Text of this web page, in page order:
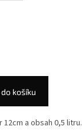
košíku
a obsah 0,5 litru.